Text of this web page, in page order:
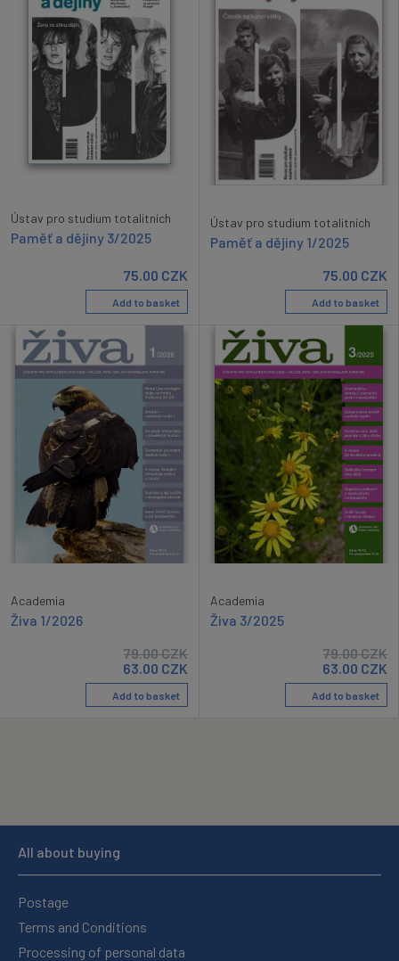
Ústav pro studium totalitních
Paměť a dějiny 3/2025
75.00 CZK
Add to basket
Ústav pro studium totalitních
Paměť a dějiny 1/2025
75.00 CZK
Add to basket
Academia
Živa 1/2026
79.00CZK
63.00 CZK
Add to basket
Academia
Živa 3/2025
79.00CZK
63.00 CZK
Add to basket
All about buying
Postage
Terms and Conditions
Processing of personal data